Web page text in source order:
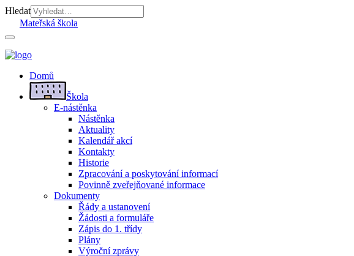
Hledat
Mateřská škola
Domů
Škola
E-nástěnka
Nástěnka
Aktuality
Kalendář akcí
Kontakty
Historie
Zpracování a poskytování informací
Povinně zveřejňované informace
Dokumenty
Řády a ustanovení
Žádosti a formuláře
Zápis do 1. třídy
Plány
Výroční zprávy